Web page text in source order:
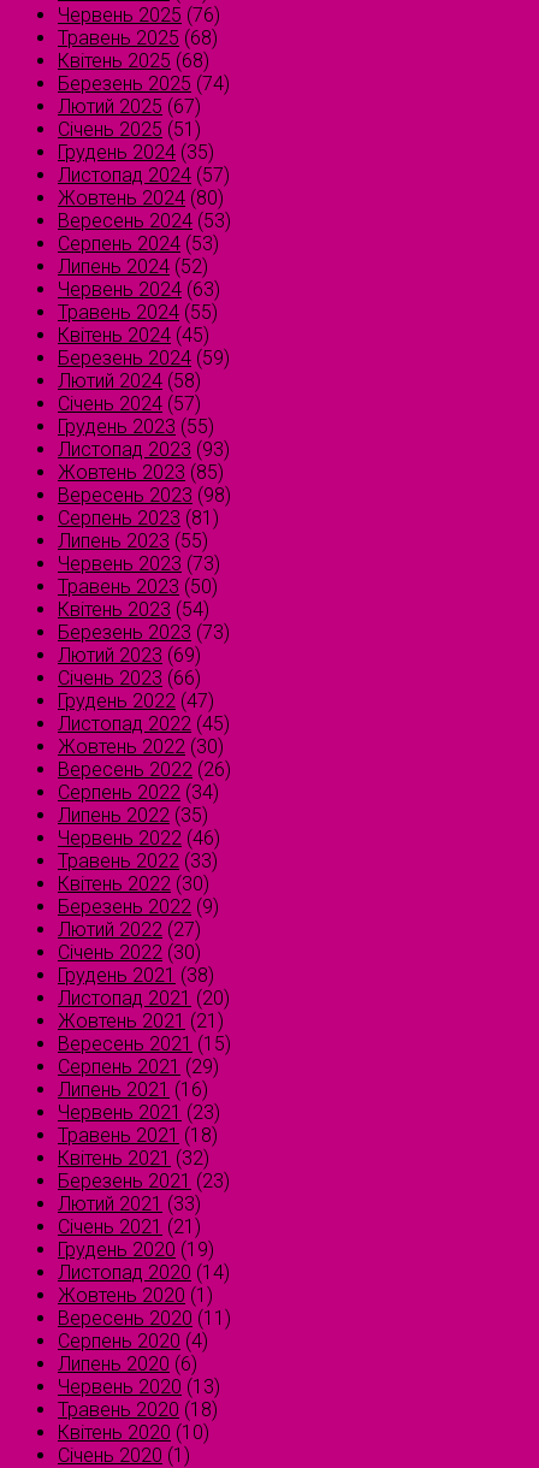
Червень 2025 (76)
Травень 2025 (68)
Квітень 2025 (68)
Березень 2025 (74)
Лютий 2025 (67)
Січень 2025 (51)
Грудень 2024 (35)
Листопад 2024 (57)
Жовтень 2024 (80)
Вересень 2024 (53)
Серпень 2024 (53)
Липень 2024 (52)
Червень 2024 (63)
Травень 2024 (55)
Квітень 2024 (45)
Березень 2024 (59)
Лютий 2024 (58)
Січень 2024 (57)
Грудень 2023 (55)
Листопад 2023 (93)
Жовтень 2023 (85)
Вересень 2023 (98)
Серпень 2023 (81)
Липень 2023 (55)
Червень 2023 (73)
Травень 2023 (50)
Квітень 2023 (54)
Березень 2023 (73)
Лютий 2023 (69)
Січень 2023 (66)
Грудень 2022 (47)
Листопад 2022 (45)
Жовтень 2022 (30)
Вересень 2022 (26)
Серпень 2022 (34)
Липень 2022 (35)
Червень 2022 (46)
Травень 2022 (33)
Квітень 2022 (30)
Березень 2022 (9)
Лютий 2022 (27)
Січень 2022 (30)
Грудень 2021 (38)
Листопад 2021 (20)
Жовтень 2021 (21)
Вересень 2021 (15)
Серпень 2021 (29)
Липень 2021 (16)
Червень 2021 (23)
Травень 2021 (18)
Квітень 2021 (32)
Березень 2021 (23)
Лютий 2021 (33)
Січень 2021 (21)
Грудень 2020 (19)
Листопад 2020 (14)
Жовтень 2020 (1)
Вересень 2020 (11)
Серпень 2020 (4)
Липень 2020 (6)
Червень 2020 (13)
Травень 2020 (18)
Квітень 2020 (10)
Січень 2020 (1)